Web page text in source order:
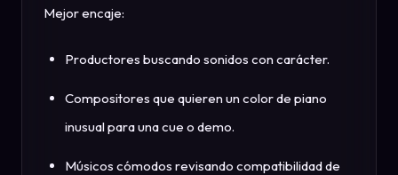
Mejor encaje:
Productores buscando sonidos con carácter.
Compositores que quieren un color de piano
inusual para una cue o demo.
Músicos cómodos revisando compatibilidad de